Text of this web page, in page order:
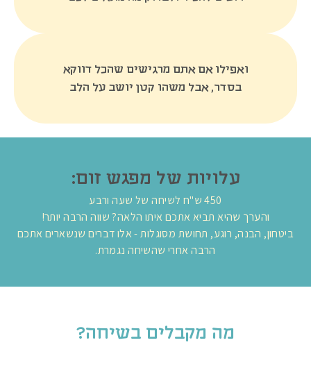
ואפילו אם אתם מרגישים שהכל דווקא
בסדר, אבל משהו קטן יושב על הלב
עלויות של מפגש זום:
450 ש"ח לשיחה של שעה ורבע
והערך שהיא תביא אתכם איתו הלאה? שווה הרבה יותר!
ביטחון, הבנה, רוגע, תחושת מסוגלות - אלו דברים שנשארים אתכם
הרבה אחרי שהשיחה נגמרת.
מה מקבלים בשיחה?